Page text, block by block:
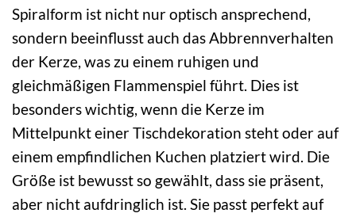
Spiralform ist nicht nur optisch ansprechend,
sondern beeinflusst auch das Abbrennverhalten
der Kerze, was zu einem ruhigen und
gleichmäßigen Flammenspiel führt. Dies ist
besonders wichtig, wenn die Kerze im
Mittelpunkt einer Tischdekoration steht oder auf
einem empfindlichen Kuchen platziert wird. Die
Größe ist bewusst so gewählt, dass sie präsent,
aber nicht aufdringlich ist. Sie passt perfekt auf